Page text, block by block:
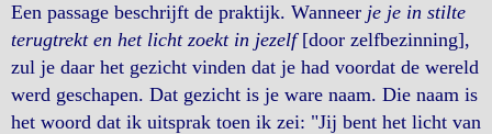
Een passage beschrijft de praktijk. Wanneer je je in stilte
terugtrekt en het licht zoekt in jezelf[door zelfbezinning],
zul je daar het gezicht vinden dat je had voordat de wereld
werd geschapen. Dat gezicht is je ware naam. Die naam is
het woord dat ik uitsprak toen ik zei: "Jij bent het licht van